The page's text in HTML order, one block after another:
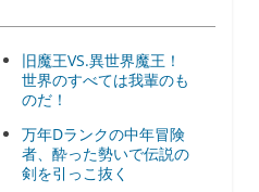
旧魔王VS.異世界魔王！
世界のすべては我輩のも
のだ！
万年Dランクの中年冒険
者、酔った勢いで伝説の
剣を引っこ抜く